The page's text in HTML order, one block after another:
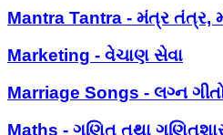
Mantra Tantra - મંત્ર તંત્ર,
Marketing - વેચાણ સેવા
Marriage Songs - લગ્ન
Maths - ગણિત તથા